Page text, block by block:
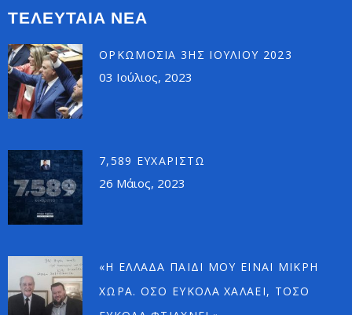
ΤΕΛΕΥΤΑΙΑ ΝΕΑ
ΟΡΚΩΜΟΣΊΑ 3ΗΣ ΙΟΥΛΊΟΥ 2023
03 Ιούλιος, 2023
7,589 ΕΥΧΑΡΙΣΤΏ
26 Μάιος, 2023
«Η ΕΛΛΆΔΑ ΠΑΙΔΊ ΜΟΥ ΕΊΝΑΙ ΜΙΚΡΉ
ΧΏΡΑ. ΌΣΟ ΕΎΚΟΛΑ ΧΑΛΆΕΙ, ΤΌΣΟ